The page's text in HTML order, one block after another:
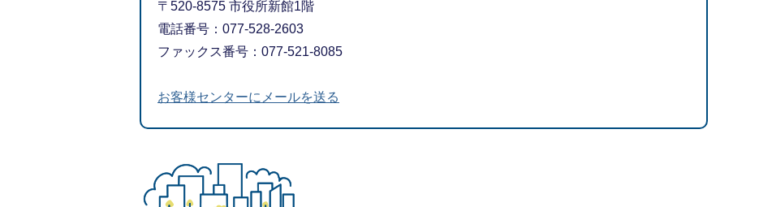
〒520-8575 市役所新館1階
電話番号：077-528-2603
​​​​​​​ファックス番号：077-521-8085
お客様センターにメールを送る